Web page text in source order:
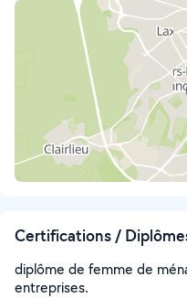
Certifications /
diplôme de femme de
entreprises.